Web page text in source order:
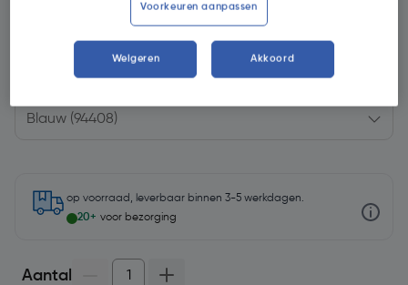
€ 1070,99| Excl. btw € 885,12
op voorraad, leverbaar binnen 3-5 werkdagen.
20+ voor bezorging
Aantal
Voorkeuren aanpassen
Weigeren Akkoord